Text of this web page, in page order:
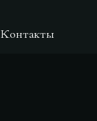
Контакты